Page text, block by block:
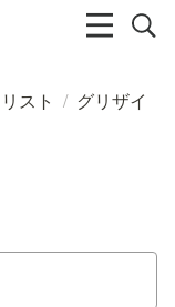
スト / グリザイ